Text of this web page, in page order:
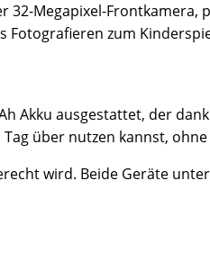
Megapixel-
zum
Akku ausgestattet, der
über nutzen kannst,
wird. Beide Geräte